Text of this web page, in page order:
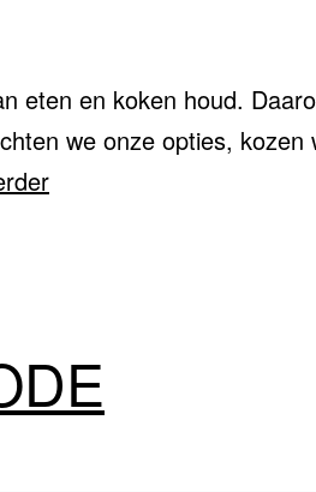
eten en koken houd.
we onze opties,
EETBAAR